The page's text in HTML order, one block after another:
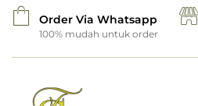
Order Via Whatsapp
100% mudah untuk order